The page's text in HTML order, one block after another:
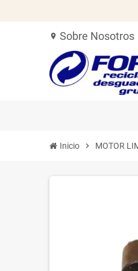
location_on Sobre Nosotros
Inicio chevron_right MOTOR